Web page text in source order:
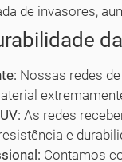
de invasores,
Nossas redes
As redes
e
Contamos